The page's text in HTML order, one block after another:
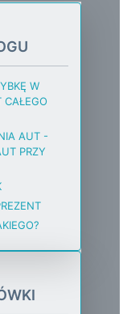
W
CAŁEGO
AUT -
PRZY